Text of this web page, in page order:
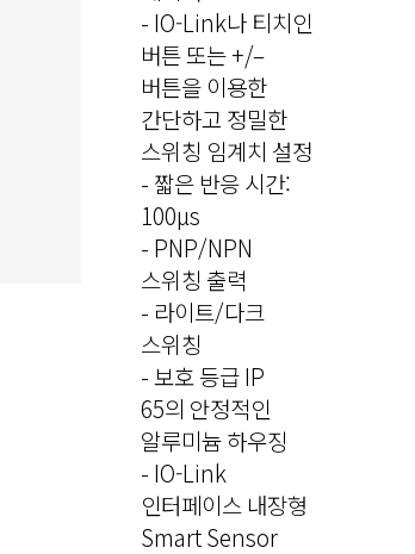
- IO-Link나 티치인
버튼 또는 +/–
버튼을 이용한
간단하고 정밀한
스위칭 임계치 설정
- 짧은 반응 시간:
100μs
- PNP/NPN
스위칭 출력
- 라이트/다크
스위칭
- 보호 등급 IP
65의 안정적인
알루미늄 하우징
- IO-Link
인터페이스 내장형
Smart Sensor